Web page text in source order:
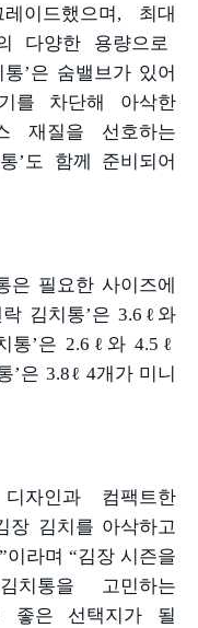
이드했으며 , 최대
다양한 용량으로
통’은 숨밸브가 있어
를 차단해 아삭한
재질을 선호하는
’도 함께 준비되어
은 필요한 사이즈에
락 김치통’은 3.6ℓ 와
통’은 2.6ℓ 와 4.5ℓ
’은 3.8ℓ 4개가 미니
자인과 컴팩트한
장 김치를 아삭하고
”이라며 “김장 시즌을
통을 고민하는
좋은 선택지가 될